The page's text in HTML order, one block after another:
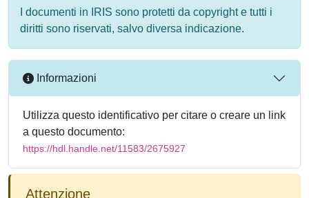
I documenti in IRIS sono protetti da copyright e tutti i
diritti sono riservati, salvo diversa indicazione.
Informazioni
Utilizza questo identificativo per citare o creare un link
a questo documento:
https://hdl.handle.net/11583/2675927
Attenzione